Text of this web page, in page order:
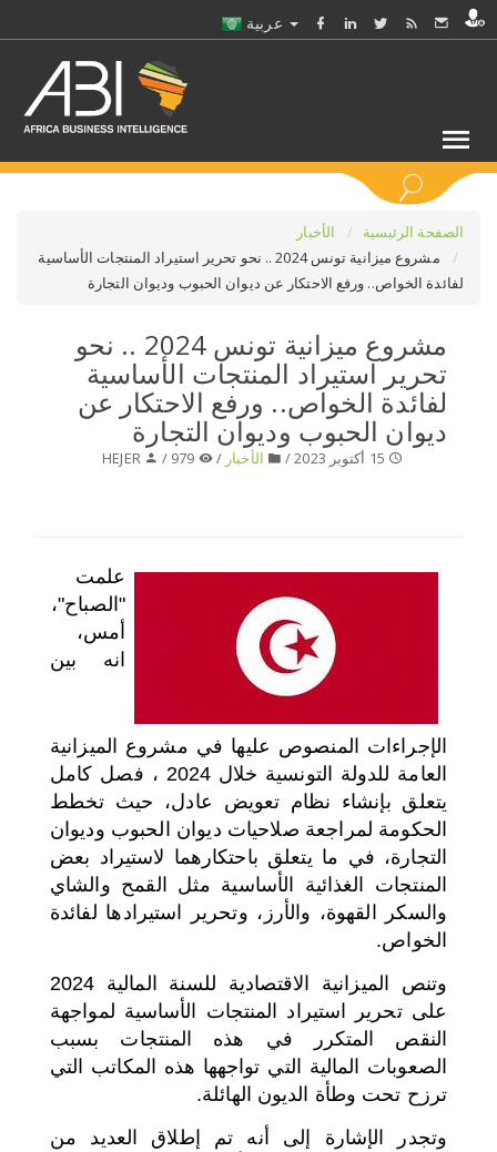
اختر قطاع / القطاعات
حدد ملفا
حدد الفرع
الصفحة الرئيسية
الأخبار
مشروع ميزانية تونس 2024 .. نحو تحرير استيراد المنتجات الأساسية
لفائدة الخواص.. ورفع الاحتكار عن ديوان الحبوب وديوان التجارة
مشروع ميزانية تونس 2024 .. نحو
تحرير استيراد المنتجات الأساسية
لفائدة الخواص.. ورفع الاحتكار عن
ديوان الحبوب وديوان التجارة
الأخبار /
HEJER
علمت
"الصباح"،
أمس،
انه بين
الإجراءات المنصوص عليها في مشروع الميزانية
العامة للدولة التونسية خلال 2024 ، فصل كامل
يتعلق بإنشاء نظام تعويض عادل، حيث تخطط
الحكومة لمراجعة صلاحيات ديوان الحبوب وديوان
التجارة، في ما يتعلق باحتكارهما لاستيراد بعض
المنتجات الغذائية الأساسية مثل القمح والشاي
والسكر القهوة، والأرز، وتحرير استيرادها لفائدة
الخواص.
وتنص الميزانية الاقتصادية للسنة المالية 2024
على تحرير استيراد المنتجات الأساسية لمواجهة
النقص المتكرر في هذه المنتجات بسبب
الصعوبات المالية التي تواجهها هذه المكاتب التي
ترزح تحت وطأة الديون الهائلة.
وتجدر الإشارة إلى أنه تم إطلاق العديد من